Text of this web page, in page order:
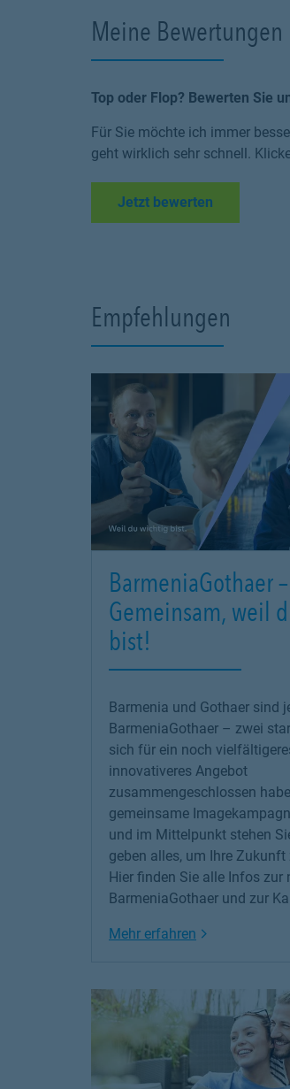
Meine Bewertungen
Top oder Flop? Bewerten Sie
Für Sie möchte ich immer
geht wirklich sehr schnell.
Jetzt bewerten
Empfehlungen
BarmeniaGothaer –
Gemeinsam, weil
bist!
Barmenia und Gothaer sind
BarmeniaGothaer – zwei
sich für ein noch
innovativeres Angebot
zusammengeschlossen
gemeinsame
und im Mittelpunkt stehen
geben alles, um Ihre Zukunft
Hier finden Sie alle Infos zur
BarmeniaGothaer und zur
Mehr erfahren Link Opens in